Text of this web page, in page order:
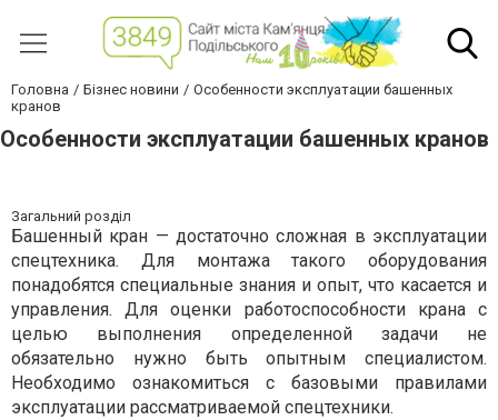
Головна Бізнес новини
Особенности эксплуатации башенных
кранов
Особенности эксплуатации башенных кранов
Загальний розділ
Башенный кран — достаточно сложная в эксплуатации
спецтехника. Для монтажа такого оборудования
понадобятся специальные знания и опыт, что касается и
управления. Для оценки работоспособности крана с
целью выполнения определенной задачи не
обязательно нужно быть опытным специалистом.
Необходимо ознакомиться с базовыми правилами
эксплуатации рассматриваемой спецтехники.